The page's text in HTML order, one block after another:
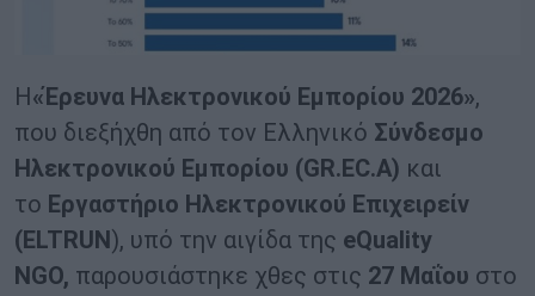
Η «Έρευνα Ηλεκτρονικού Εμπορίου 2026»,
που διεξήχθη από τον Ελληνικό Σύνδεσμο
Ηλεκτρονικού Εμπορίου (GR.EC.A) και
το Εργαστήριο Ηλεκτρονικού Επιχειρείν
(ELTRUN ), υπό την αιγίδα της eQuality
NGO, παρουσιάστηκε χθες στις 27 Μαΐου στο